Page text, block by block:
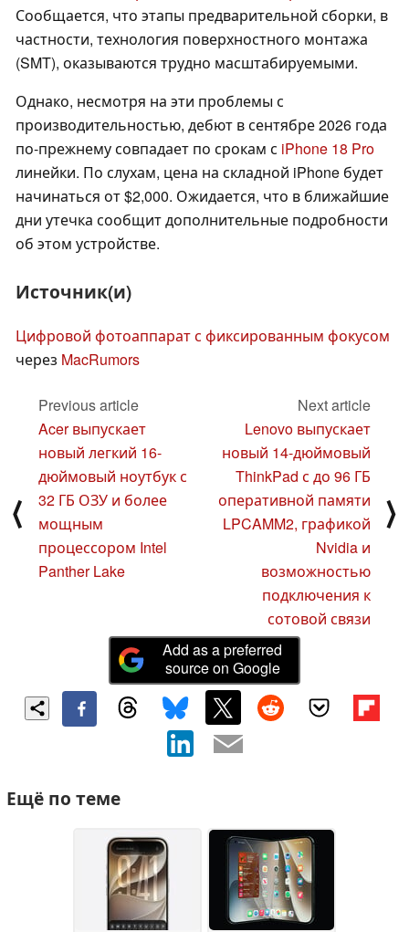
Сообщается, что этапы предварительной сборки, в
частности, технология поверхностного монтажа
(SMT), оказываются трудно масштабируемыми.
Однако, несмотря на эти проблемы с
производительностью, дебют в сентябре 2026 года
по-прежнему совпадает по срокам с iPhone 18 Pro
линейки. По слухам, цена на складной iPhone будет
начинаться от $2,000. Ожидается, что в ближайшие
дни утечка сообщит дополнительные подробности
об этом устройстве.
Источник(и)
Цифровой фотоаппарат с фиксированным фокусом
через MacRumors
⟨
Previous article
Acer выпускает
новый легкий 16-
дюймовый ноутбук с
32 ГБ ОЗУ и более
мощным
процессором Intel
Panther Lake
Next article
Lenovo выпускает
новый 14-дюймовый
ThinkPad с до 96 ГБ
оперативной памяти
LPCAMM2, графикой
Nvidia и
возможностью
подключения к
сотовой связи
⟩
Add as a preferred
source on Google
Ещё по теме